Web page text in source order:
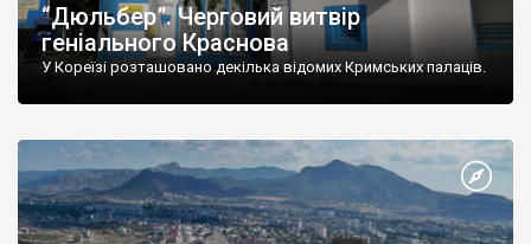
“Дюльбер”. Черговий витвір
геніального Краснова
У Кореїзі розташовано декілька відомих Кримських палаців.